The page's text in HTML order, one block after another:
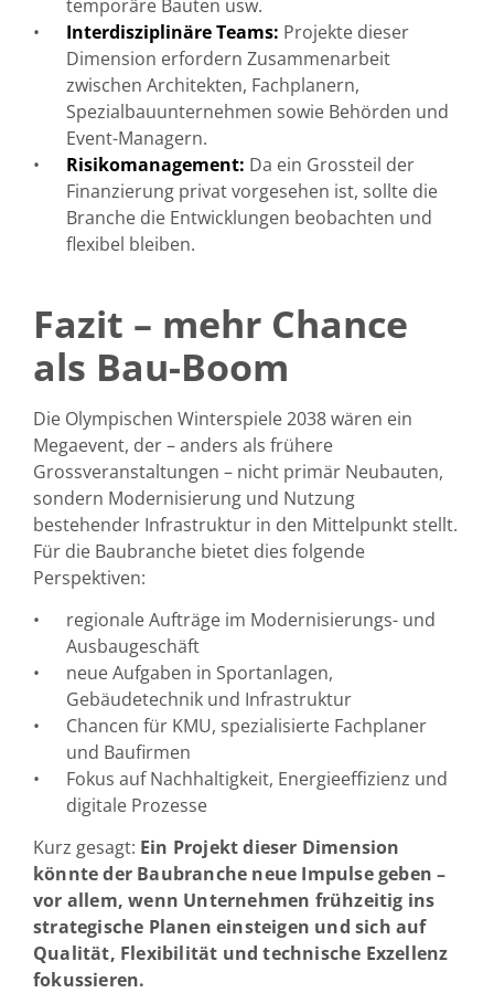
temporäre Bauten usw.
Interdisziplinäre Teams: Projekte dieser
Dimension erfordern Zusammenarbeit
zwischen Architekten, Fachplanern,
Spezialbauunternehmen sowie Behörden und
Event-Managern.
Risikomanagement: Da ein Grossteil der
Finanzierung privat vorgesehen ist, sollte die
Branche die Entwicklungen beobachten und
flexibel bleiben.
Fazit – mehr Chance
als Bau-Boom
Die Olympischen Winterspiele 2038 wären ein
Megaevent, der – anders als frühere
Grossveranstaltungen – nicht primär Neubauten,
sondern Modernisierung und Nutzung
bestehender Infrastruktur in den Mittelpunkt stellt.
Für die Baubranche bietet dies folgende
Perspektiven:
regionale Aufträge im Modernisierungs- und
Ausbaugeschäft
neue Aufgaben in Sportanlagen,
Gebäudetechnik und Infrastruktur
Chancen für KMU, spezialisierte Fachplaner
und Baufirmen
Fokus auf Nachhaltigkeit, Energieeffizienz und
digitale Prozesse
Kurz gesagt: Ein Projekt dieser Dimension
könnte der Baubranche neue Impulse geben –
vor allem, wenn Unternehmen frühzeitig ins
strategische Planen einsteigen und sich auf
Qualität, Flexibilität und technische Exzellenz
fokussieren.